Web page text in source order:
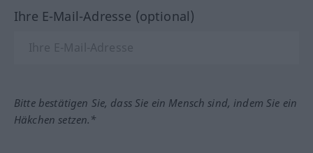
Ihre E-Mail-Adresse (optional)
Bitte bestätigen Sie, dass Sie ein Mensch sind, indem Sie ein
Häkchen setzen.*